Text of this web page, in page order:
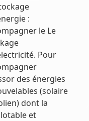
:
le Le
Pour
des énergies
(solaire
dont la
et